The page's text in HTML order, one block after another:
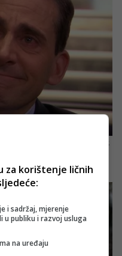
za korištenje ličnih
i sadržaj, mjerenje
u publiku i razvoj usluga
na uređaju